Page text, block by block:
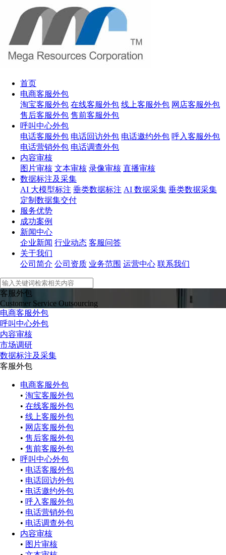
首页
电商客服外包
淘宝客服外包 在线客服外包 线上客服外包 网店客服外包
售后客服外包 售前客服外包
呼叫中心外包
电话客服外包 电话回访外包 电话邀约外包 呼入客服外包
电话营销外包 电话调查外包
内容审核
图片审核 文本审核 录像审核 直播审核
数据标注及采集
AI 大模型标注 垂类数据标注 AI 数据采集 垂类数据采集
定制数据集交付
服务优势
成功案例
新闻中心
企业新闻 行业动态 客服问答
关于我们
公司简介 公司资质 业务范围 运营中心 联系我们
客服外包
Customer Service Outsourcing
电商客服外包
呼叫中心外包
内容审核
市场调研
数据标注及采集
客服外包
电商客服外包
• 淘宝客服外包
• 在线客服外包
• 线上客服外包
• 网店客服外包
• 售后客服外包
• 售前客服外包
呼叫中心外包
• 电话客服外包
• 电话回访外包
• 电话邀约外包
• 呼入客服外包
• 电话营销外包
• 电话调查外包
内容审核
• 图片审核